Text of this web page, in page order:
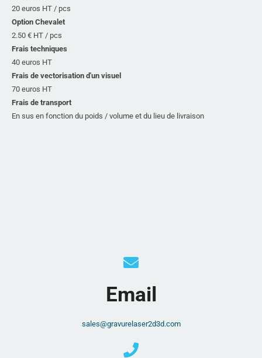
20 euros HT / pcs
Option Chevalet
2.50 € HT / pcs
Frais techniques
40 euros HT
Frais de vectorisation d'un visuel
70 euros HT
Frais de transport
En sus en fonction du poids / volume et du lieu de livraison
Email
sales@gravurelaser2d3d.com